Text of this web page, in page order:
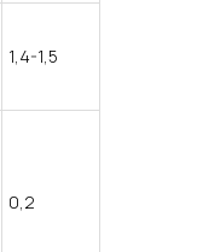
1,4-1,5
0,2